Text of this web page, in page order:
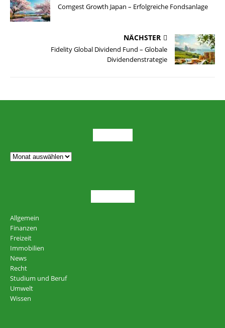
Comgest Growth Japan – Erfolgreiche Fondsanlage
NÄCHSTER
Fidelity Global Dividend Fund – Globale
Dividendenstrategie
Allgemein
Finanzen
Freizeit
Immobilien
News
Recht
Studium und Beruf
Umwelt
Wissen